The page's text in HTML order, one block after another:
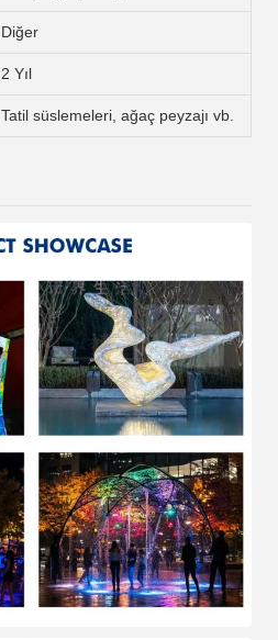
Diğer
2 Yıl
Tatil süslemeleri, ağaç peyzajı vb.